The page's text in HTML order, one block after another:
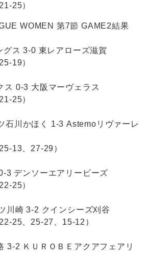
25）
WOMEN 第7節 GAME2結果
グス 3-0 東レアローズ滋賀
19）
ス 0-3 大阪マーヴェラス
25）
石川かほく 1-3 Astemoリヴァーレ
13、27-29）
3 デンソーエアリービーズ
25）
川崎 3-2 クインシーズ刈谷
25、25-27、15-12）
3-2 ＫＵＲＯＢＥアクアフェアリ